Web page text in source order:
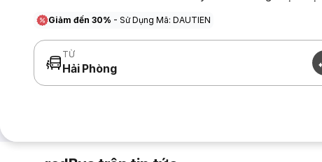
Giảm đến 30% - Sử Dụng Mã: DAUTIEN
TỪ
Hải Phòng